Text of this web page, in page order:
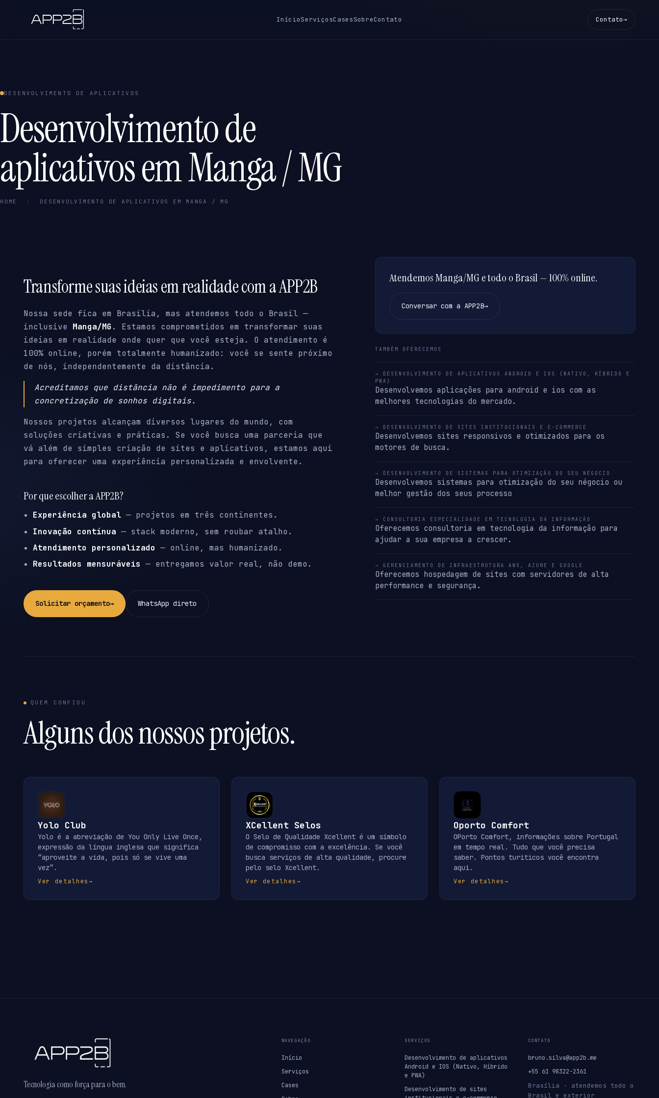
InícioServiçosCasesSobreContato Contato→
DESENVOLVIMENTO DE APLICATIVOS
Desenvolvimento de
aplicativos em Manga / MG
HOME / DESENVOLVIMENTO DE APLICATIVOS EM MANGA / MG
Transforme suas ideias em realidade com a APP2B
Nossa sede fica em Brasília, mas atendemos todo o Brasil —
inclusive Manga/MG . Estamos comprometidos em transformar suas
ideias em realidade onde quer que você esteja. O atendimento é
100% online, porém totalmente humanizado: você se sente próximo
de nós, independentemente da distância.
Acreditamos que distância não é impedimento para a
concretização de sonhos digitais.
Nossos projetos alcançam diversos lugares do mundo, com
soluções criativas e práticas. Se você busca uma parceria que
vá além de simples criação de sites e aplicativos, estamos aqui
para oferecer uma experiência personalizada e envolvente.
Por que escolher a APP2B?
Experiência global — projetos em três continentes.
Inovação contínua — stack moderno, sem roubar atalho.
Atendimento personalizado — online, mas humanizado.
Resultados mensuráveis — entregamos valor real, não demo.
Solicitar orçamento→ WhatsApp direto
Atendemos Manga/MG e todo o Brasil — 100% online.
Conversar com a APP2B→
TAMBÉM OFERECEMOS
→ DESENVOLVIMENTO DE APLICATIVOS ANDROID E IOS (NATIVO, HÍBRIDO E
PWA)
Desenvolvemos aplicações para android e ios com as
melhores tecnologias do mercado.
→ DESENVOLVIMENTO DE SITES INSTITUCIONAIS E E-COMMERCE
Desenvolvemos sites responsivos e otimizados para os
motores de busca.
→ DESENVOLVIMENTO DE SISTEMAS PARA OTIMIZAÇÃO DO SEU NÉGOCIO
Desenvolvemos sistemas para otimização do seu négocio ou
melhor gestão dos seus processo
→ CONSULTORIA ESPECIALIDADE EM TECNOLOGIA DA INFORMAÇÃO
Oferecemos consultoria em tecnologia da informação para
ajudar a sua empresa a crescer.
→ GERENCIAMENTO DE INFRAESTRUTURA AWS, AZURE E GOOGLE
Oferecemos hospedagem de sites com servidores de alta
performance e segurança.
QUEM CONFIOU
Alguns dos nossos projetos.
Yolo Club
Yolo é a abreviação de You Only Live Once,
expressão da língua inglesa que significa
“aproveite a vida, pois só se vive uma
vez”.
Ver detalhes→
XCellent Selos
O Selo de Qualidade Xcellent é um símbolo
de compromisso com a excelência. Se você
busca serviços de alta qualidade, procure
pelo selo Xcellent.
Ver detalhes→
Oporto Comfort
OPorto Comfort, informações sobre Portugal
em tempo real. Tudo que você precisa
saber. Pontos turiticos você encontra
aqui.
Ver detalhes→
Tecnologia como força para o bem.
NAVEGAÇÃO
Início
Serviços
Cases
SERVIÇOS
Desenvolvimento de aplicativos
Android e IOS (Nativo, Híbrido
e PWA)
Desenvolvimento de sites
CONTATO
bruno.silva@app2b.me
+55 61 98322-2361
Brasília · atendemos todo o
Brasil e exterior